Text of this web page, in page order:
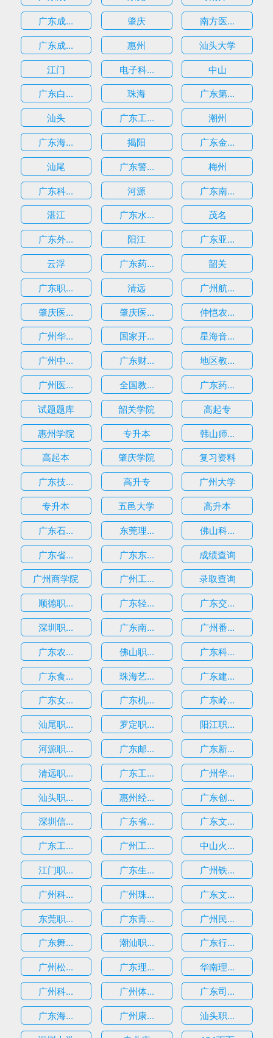
广东成...
肇庆
南方医...
广东成...
惠州
汕头大学
江门
电子科...
中山
广东白...
珠海
广东第...
汕头
广东工...
潮州
广东海...
揭阳
广东金...
汕尾
广东警...
梅州
广东科...
河源
广东南...
湛江
广东水...
茂名
广东外...
阳江
广东亚...
云浮
广东药...
韶关
广东职...
清远
广州航...
肇庆医...
肇庆医...
仲恺农...
广州华...
国家开...
星海音...
广州中...
广东财...
地区教...
广州医...
全国教...
广东药...
试题题库
韶关学院
高起专
惠州学院
专升本
韩山师...
高起本
肇庆学院
复习资料
广东技...
高升专
广州大学
专升本
五邑大学
高升本
广东石...
东莞理...
佛山科...
广东省...
广东东...
成绩查询
广州商学院
广州工...
录取查询
顺德职...
广东轻...
广东交...
深圳职...
广东南...
广州番...
广东农...
佛山职...
广东科...
广东食...
珠海艺...
广东建...
广东女...
广东机...
广东岭...
汕尾职...
罗定职...
阳江职...
河源职...
广东邮...
广东新...
清远职...
广东工...
广州华...
汕头职...
惠州经...
广东创...
深圳信...
广东省...
广东文...
广东工...
广州工...
中山火...
江门职...
广东生...
广州铁...
广州科...
广州珠...
广东文...
东莞职...
广东青...
广州民...
广东舞...
潮汕职...
广东行...
广州松...
广东理...
华南理...
广州科...
广州体...
广东司...
广东海...
广州康...
汕头职...